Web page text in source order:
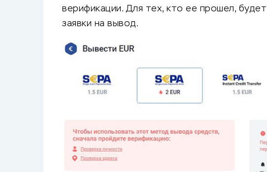
верификации. Для тех, кто ее прошел,
заявки на вывод.